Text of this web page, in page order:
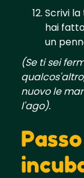
Scrivi
hai
un
(Se ti sei
nuovo le
l'ago).